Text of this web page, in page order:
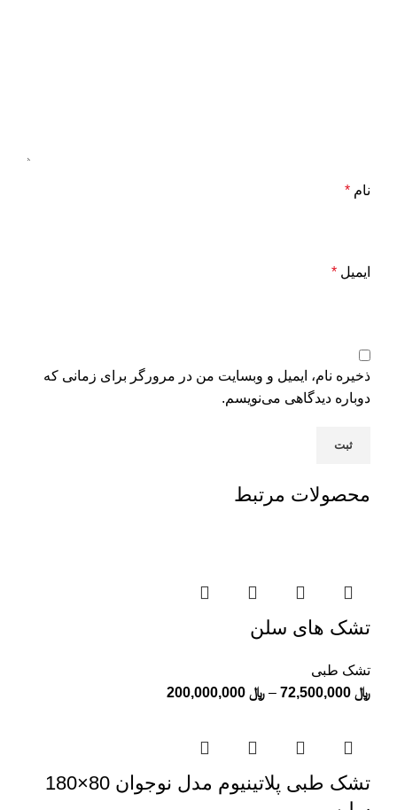
نام *
ایمیل *
ذخیره نام، ایمیل و وبسایت من در مرورگر برای زمانی که
دوباره دیدگاهی می‌نویسم.
محصولات مرتبط
تشک های سلن
تشک طبی
﷼
– ﷼
تشک طبی پلاتینیوم مدل نوجوان 80×180